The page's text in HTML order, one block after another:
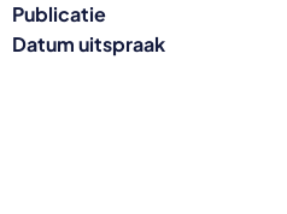
Publicatie
Datum uitspraak